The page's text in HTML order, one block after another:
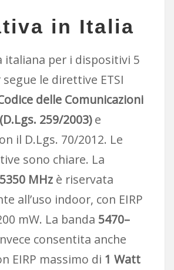
in Italia
italiana per i dispositivi 5
le direttive ETSI
delle Comunicazioni
259/2003)e
il D.Lgs. 70/2012. Le
sono chiare. La
MHzè riservata
all’uso indoor, con EIRP
mW. La banda 5470–
consentita anche
EIRP massimo di 1 Watt